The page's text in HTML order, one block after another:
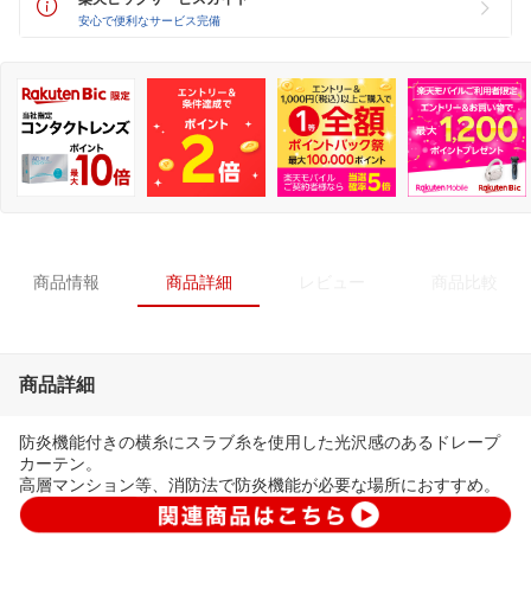
安心で便利なサービス完備
商品情報 商品詳細
商品詳細
防炎機能付きの横糸にスラブ糸を使用した光沢感のあるドレープ
カーテン。
高層マンション等、消防法で防炎機能が必要な場所におすすめ。